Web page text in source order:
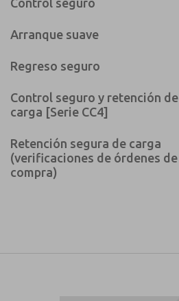
Control seguro
Arranque suave
Regreso seguro
Control seguro y retención de
carga [Serie CC4]
Retención segura de carga
(verificaciones de órdenes de
compra)